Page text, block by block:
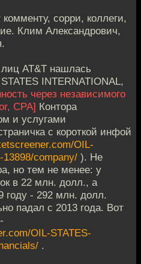
сорри, коллеги,
Клим Александрович,
AT&T нашлась
INTERNATIONAL,
через независимого
CPA] Контора
и услугами
с короткой инфой
OIL-
13898/company/ ). Не
но тем не менее: у
в 22 млн. долл., а
году - 292 млн. долл.
падал с 2013 года. Вот
OIL-STATES-
.